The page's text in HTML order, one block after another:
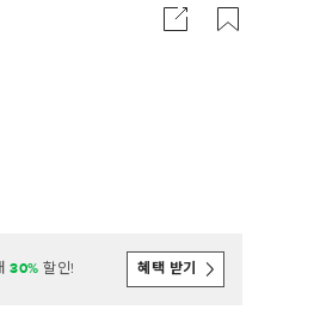
30% 할인! 혜택 받기